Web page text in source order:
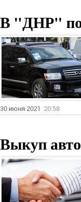
В "ДНР"
30 июня 2021 20:58
Выкуп